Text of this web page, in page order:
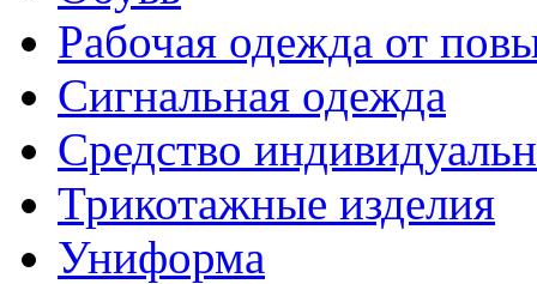
Рабочая одежда от
Сигнальная одежда
Средство
Трикотажные изделия
Униформа